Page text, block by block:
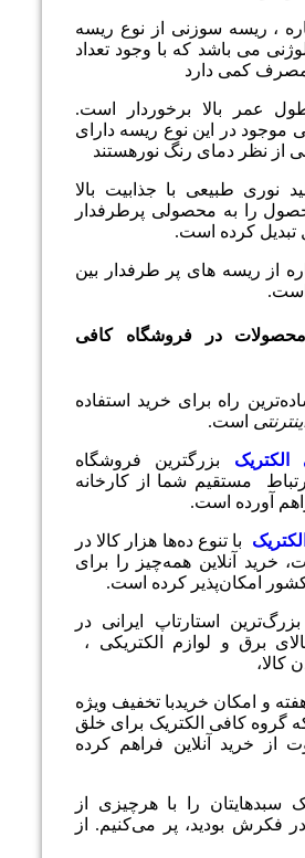
، ریسه سوزنی از نوع ریسه
می باشد که با وجود تعداد
کمی دارد
عمر بالا برخوردار است.
موجود در این نوع ریسه دارای
نظر دمای رنگ نورهستند
نوری طبیعی با جذابیت بالا
را به محصولی پرطرفدار
تبدیل کرده است.
از ریسه های پر طرفدار بین
در فروشگاه کافی
راه برای خرید استفاده
است.
بزرگترین فروشگاه
ارتباط مستقیم شما از کارخانه
آورده است.
با تنوع ده‌ها هزار کالا در
خرید آنلاین همه‌چیز را برای
امکان‌پذیر کرده است.
استارتاپ ایرانی در
برق و لوازم الکتریکی ،‌
کالا،
هفته و امکان خریدبا تخفیف ویژه
گروه کافی الکتریک برای خلق
از خرید آنلاین فراهم کرده
سبدهایتان را با هرچیزی از
فکرش بودید، پر می‌کنیم. از